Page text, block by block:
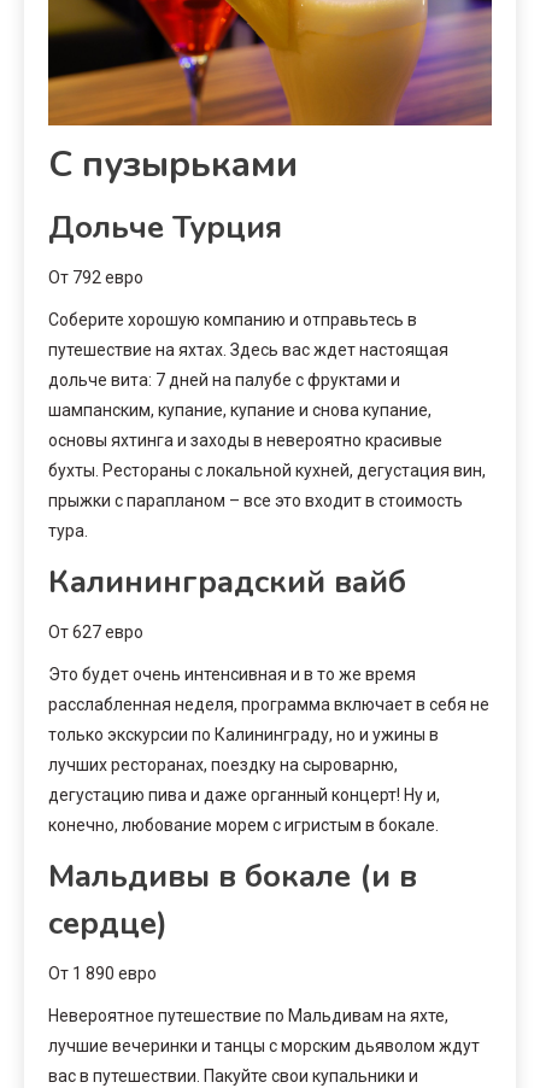
С пузырьками
Дольче Турция
От 792 евро
Соберите хорошую компанию и отправьтесь в
путешествие на яхтах. Здесь вас ждет настоящая
дольче вита: 7 дней на палубе с фруктами и
шампанским, купание, купание и снова купание,
основы яхтинга и заходы в невероятно красивые
бухты. Рестораны с локальной кухней, дегустация вин,
прыжки с парапланом – все это входит в стоимость
тура.
Калининградский вайб
От 627 евро
Это будет очень интенсивная и в то же время
расслабленная неделя, программа включает в себя не
только экскурсии по Калининграду, но и ужины в
лучших ресторанах, поездку на сыроварню,
дегустацию пива и даже органный концерт! Ну и,
конечно, любование морем с игристым в бокале.
Мальдивы в бокале (и в
сердце)
От 1 890 евро
Невероятное путешествие по Мальдивам на яхте,
лучшие вечеринки и танцы с морским дьяволом ждут
вас в путешествии. Пакуйте свои купальники и